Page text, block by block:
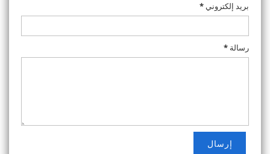
بريد إلكتروني*
رسالة *